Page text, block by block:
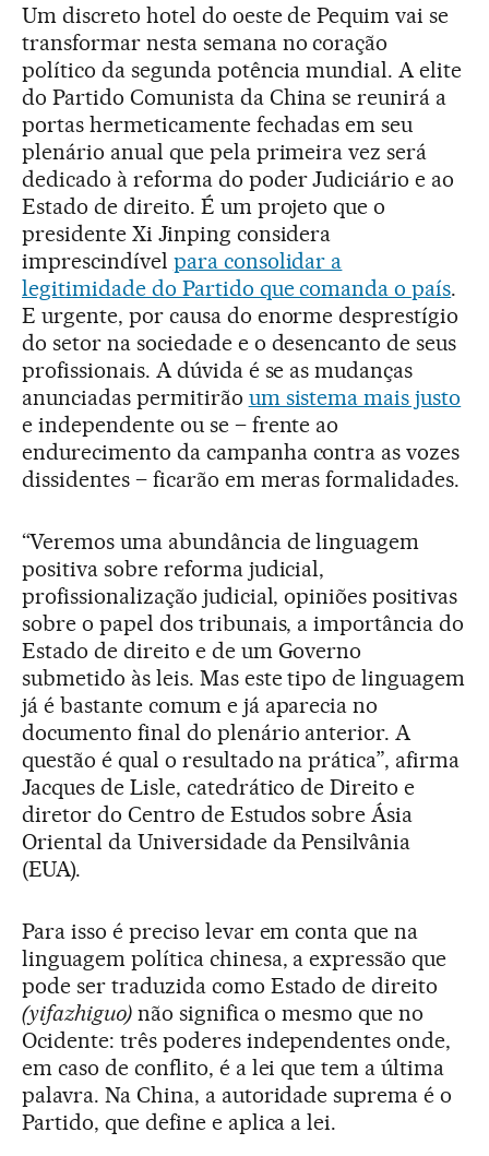
Um discreto hotel do oeste de Pequim vai se
transformar nesta semana no coração
político da segunda potência mundial. A elite
do Partido Comunista da China se reunirá a
portas hermeticamente fechadas em seu
plenário anual que pela primeira vez será
dedicado à reforma do poder Judiciário e ao
Estado de direito. É um projeto que o
presidente Xi Jinping considera
imprescindível para consolidar a
legitimidade do Partido que comanda o país.
E urgente, por causa do enorme desprestígio
do setor na sociedade e o desencanto de seus
profissionais. A dúvida é se as mudanças
anunciadas permitirão um sistema mais justo
e independente ou se – frente ao
endurecimento da campanha contra as vozes
dissidentes – ficarão em meras formalidades.
“Veremos uma abundância de linguagem
positiva sobre reforma judicial,
profissionalização judicial, opiniões positivas
sobre o papel dos tribunais, a importância do
Estado de direito e de um Governo
submetido às leis. Mas este tipo de linguagem
já é bastante comum e já aparecia no
documento final do plenário anterior. A
questão é qual o resultado na prática”, afirma
Jacques de Lisle, catedrático de Direito e
diretor do Centro de Estudos sobre Ásia
Oriental da Universidade da Pensilvânia
(EUA).
Para isso é preciso levar em conta que na
linguagem política chinesa, a expressão que
pode ser traduzida como Estado de direito
(yifazhiguo)não significa o mesmo que no
Ocidente: três poderes independentes onde,
em caso de conflito, é a lei que tem a última
palavra. Na China, a autoridade suprema é o
Partido, que define e aplica a lei.